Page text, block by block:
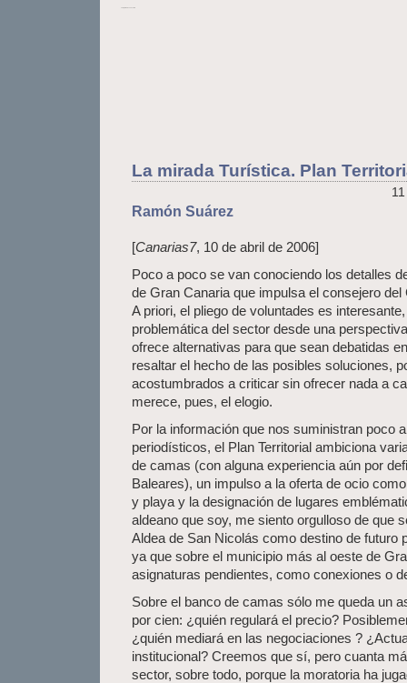
La mirada Turística. Plan
Ramón Suárez
[Canarias7, 10 de abril de 2006]
Poco a poco se van conociendo los detalles
de Gran Canaria que impulsa el consejero
A priori, el pliego de voluntades es
problemática del sector desde una
ofrece alternativas para que sean debatidas
resaltar el hecho de las posibles soluciones,
acostumbrados a criticar sin ofrecer nada a
merece, pues, el elogio.
Por la información que nos suministran poco
periodísticos, el Plan Territorial ambiciona
de camas (con alguna experiencia aún por
Baleares), un impulso a la oferta de ocio
y playa y la designación de lugares
aldeano que soy, me siento orgulloso de que
Aldea de San Nicolás como destino de futuro
ya que sobre el municipio más al oeste de
asignaturas pendientes, como conexiones o
Sobre el banco de camas sólo me queda un
por cien: ¿quién regulará el precio?
¿quién mediará en las negociaciones ?
institucional? Creemos que sí, pero cuanta
sector, sobre todo, porque la moratoria ha